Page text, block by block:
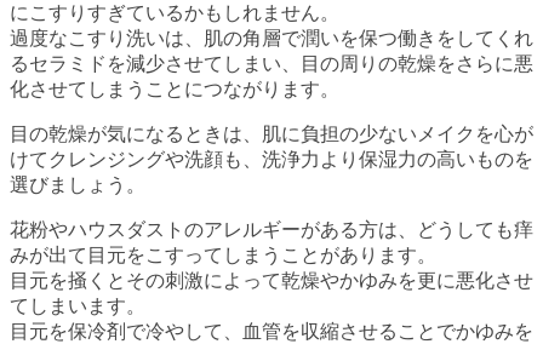
にこすりすぎているかもしれません。
過度なこすり洗いは、肌の角層で潤いを保つ働きをしてくれ
るセラミドを減少させてしまい、目の周りの乾燥をさらに悪
化させてしまうことにつながります。
目の乾燥が気になるときは、肌に負担の少ないメイクを心が
けてクレンジングや洗顔も、洗浄力より保湿力の高いものを
選びましょう。
花粉やハウスダストのアレルギーがある方は、どうしても痒
みが出て目元をこすってしまうことがあります。
目元を掻くとその刺激によって乾燥やかゆみを更に悪化させ
てしまいます。
目元を保冷剤で冷やして、血管を収縮させることでかゆみを